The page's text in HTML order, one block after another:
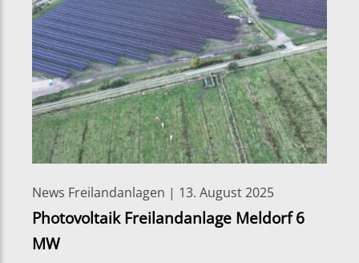
News Freilandanlagen | 13. August 2025
Photovoltaik Freilandanlage Meldorf 6
MW